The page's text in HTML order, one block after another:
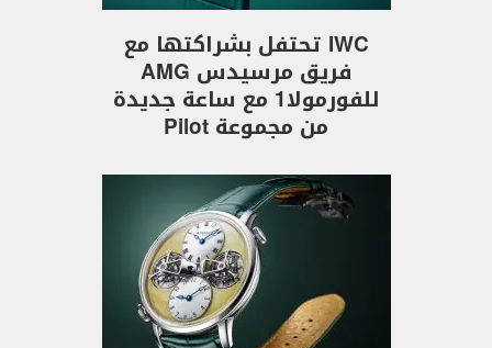
IWC تحتفل بشراكتها مع
فريق مرسيدس AMG
للفورمولا1 مع ساعة جديدة
من مجموعة Pilot